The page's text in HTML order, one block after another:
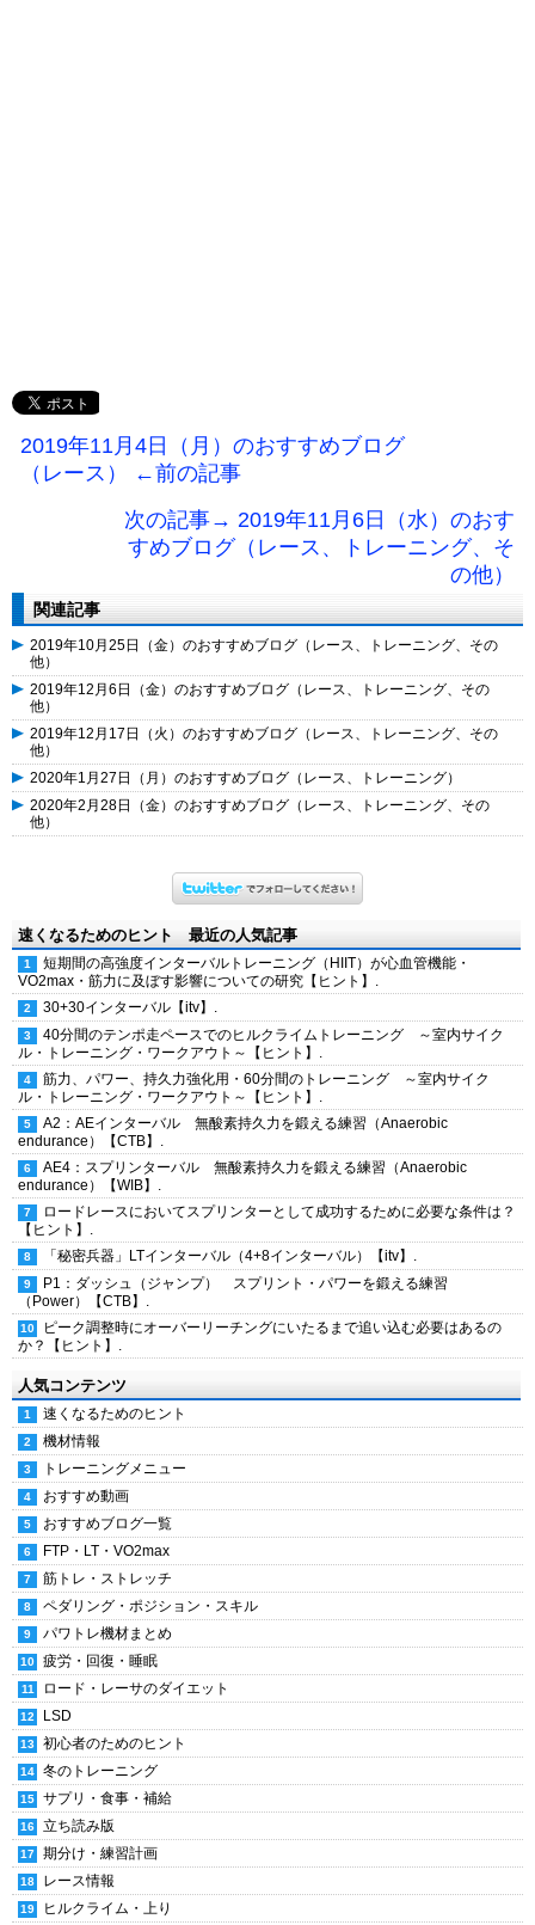
2019年11月4日（月）のおすすめブログ
（レース） ←前の記事
次の記事→ 2019年11月6日（水）のおす
すめブログ（レース、トレーニング、そ
の他）
関連記事
2019年10月25日（金）のおすすめブログ（レース、トレーニング、その
他）
2019年12月6日（金）のおすすめブログ（レース、トレーニング、その
他）
2019年12月17日（火）のおすすめブログ（レース、トレーニング、その
他）
2020年1月27日（月）のおすすめブログ（レース、トレーニング）
2020年2月28日（金）のおすすめブログ（レース、トレーニング、その
他）
速くなるためのヒント 最近の人気記事
短期間の高強度インターバルトレーニング（HIIT）が心血管機能・
VO2max・筋力に及ぼす影響についての研究【ヒント】.
30+30インターバル【itv】.
40分間のテンポ走ペースでのヒルクライムトレーニング ～室内サイク
ル・トレーニング・ワークアウト～【ヒント】.
筋力、パワー、持久力強化用・60分間のトレーニング ～室内サイク
ル・トレーニング・ワークアウト～【ヒント】.
A2：AEインターバル 無酸素持久力を鍛える練習（Anaerobic
endurance）【CTB】.
AE4：スプリンターバル 無酸素持久力を鍛える練習（Anaerobic
endurance）【WIB】.
ロードレースにおいてスプリンターとして成功するために必要な条件は？
【ヒント】.
「秘密兵器」LTインターバル（4+8インターバル）【itv】.
P1：ダッシュ（ジャンプ） スプリント・パワーを鍛える練習
（Power）【CTB】.
ピーク調整時にオーバーリーチングにいたるまで追い込む必要はあるの
か？【ヒント】.
人気コンテンツ
速くなるためのヒント
機材情報
トレーニングメニュー
おすすめ動画
おすすめブログ一覧
FTP・LT・VO2max
筋トレ・ストレッチ
ペダリング・ポジション・スキル
パワトレ機材まとめ
疲労・回復・睡眠
ロード・レーサのダイエット
LSD
初心者のためのヒント
冬のトレーニング
サプリ・食事・補給
立ち読み版
期分け・練習計画
レース情報
ヒルクライム・上り